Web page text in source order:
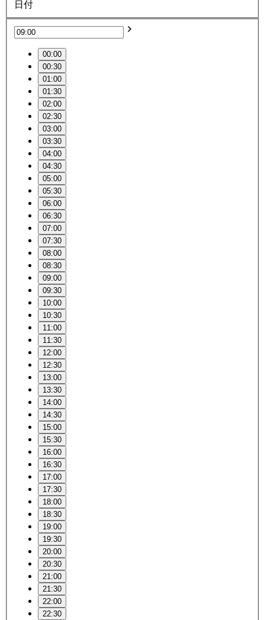
日付
00:00
00:30
01:00
01:30
02:00
02:30
03:00
03:30
04:00
04:30
05:00
05:30
06:00
06:30
07:00
07:30
08:00
08:30
09:00
09:30
10:00
10:30
11:00
11:30
12:00
12:30
13:00
13:30
14:00
14:30
15:00
15:30
16:00
16:30
17:00
17:30
18:00
18:30
19:00
19:30
20:00
20:30
21:00
21:30
22:00
22:30